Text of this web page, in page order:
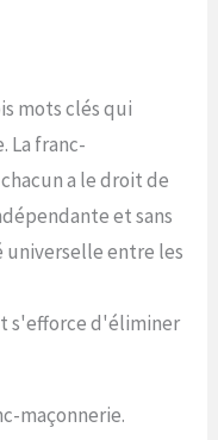
mots clés qui
La franc-
a le droit de
et sans
universelle entre les
s'efforce d'éliminer
maçonnerie.